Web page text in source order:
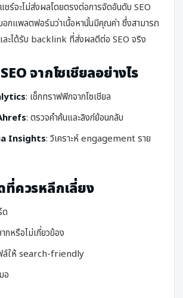
ชร์จะไม่ส่งผลโดยตรงต่อการจัดอันดับ SEO
แพลตฟอร์มว่าเนื้อหานั้นมีคุณค่า ซึ่งสามารถ
ละได้รับ backlink ที่ส่งผลดีต่อ SEO จริง
จากโซเชียลอย่างไร
: เช็กทราฟฟิกจากโซเชียล
: ตรวจคำค้นและลิงก์ย้อนกลับ
Insights: วิเคราะห์ engagement ราย
ควรหลีกเลี่ยง
ด
กหรือไม่เกี่ยวข้อง
ฟล์ให้ search-friendly
อ